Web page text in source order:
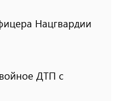
Нацгвардии
ДТП с